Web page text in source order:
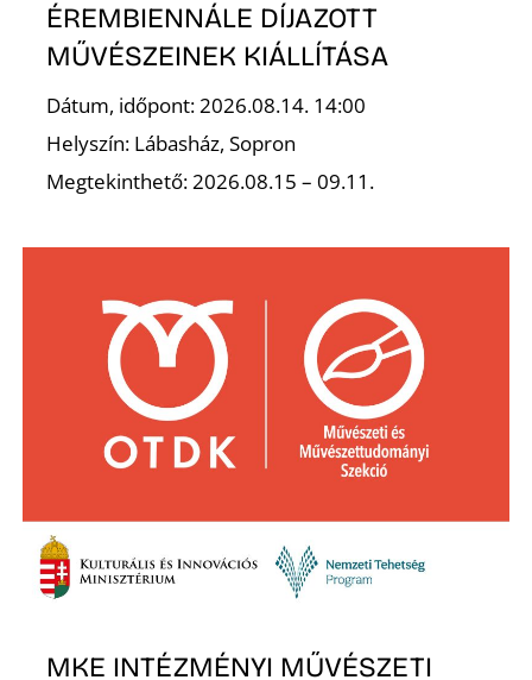
ÉREMBIENNÁLE DÍJAZOTT
MŰVÉSZEINEK KIÁLLÍTÁSA
Dátum, időpont: 2026.08.14. 14:00
Helyszín: Lábasház, Sopron
Megtekinthető: 2026.08.15 – 09.11.
MKE INTÉZMÉNYI MŰVÉSZETI